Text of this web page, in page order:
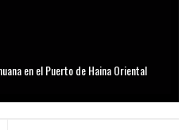
en el Puerto de Haina Oriental